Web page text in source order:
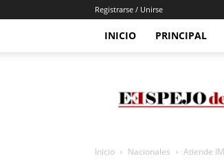
Registrarse / Unirse
INICIO PRINCIPAL
Del
Poder
Inicio Nacionales Atiende